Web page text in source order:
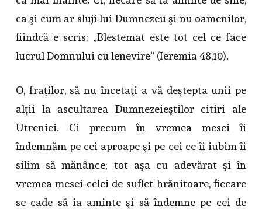
ca şi cum ar sluji lui Dumnezeu şi nu oamenilor,
fiindcă e scris: „Blestemat este tot cel ce face
lucrul Domnului cu lenevire” (Ieremia 48,10).
O, fraţilor, să nu încetaţi a vă deştepta unii pe
alţii la ascultarea Dumnezeieştilor citiri ale
Utreniei. Ci precum în vremea mesei îi
îndemnăm pe cei aproape şi pe cei ce îi iubim îi
silim să mănânce; tot aşa cu adevărat şi în
vremea mesei celei de suflet hrănitoare, fiecare
se cade să ia aminte şi să îndemne pe cei de